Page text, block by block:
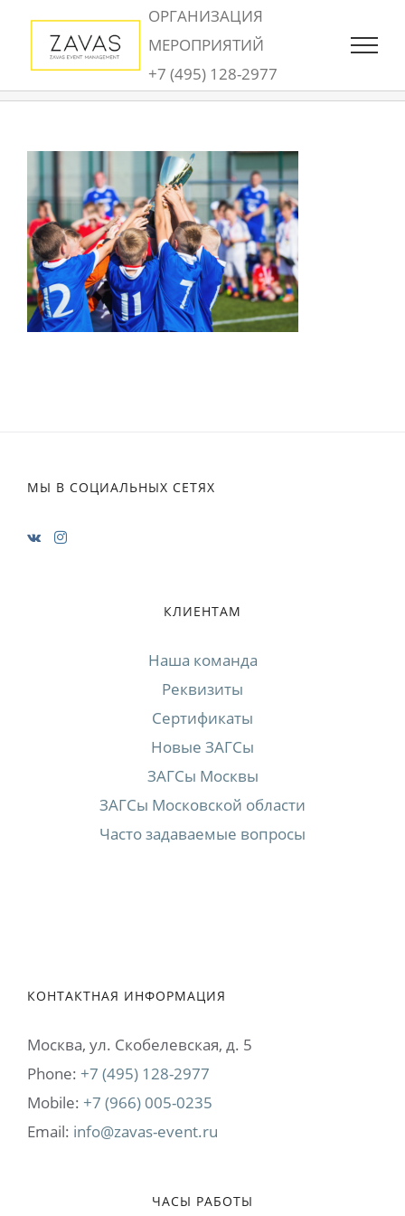
content
ОРГАНИЗАЦИЯ
МЕРОПРИЯТИЙ
+7 (495) 128-2977
МЫ В СОЦИАЛЬНЫХ СЕТЯХ
КЛИЕНТАМ
Наша команда
Реквизиты
Сертификаты
Новые ЗАГСы
ЗАГСы Москвы
ЗАГСы Московской области
Часто задаваемые вопросы
КОНТАКТНАЯ ИНФОРМАЦИЯ
Москва, ул. Cкобелевская, д. 5
Phone: +7 (495) 128-2977
Mobile: +7 (966) 005-0235
Email: info@zavas-event.ru
ЧАСЫ РАБОТЫ